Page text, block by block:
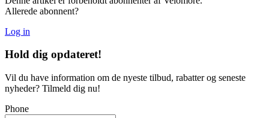
Allerede abonnent?
Log in
Hold dig opdateret!
Vil du have information om de nyeste tilbud, rabatter og seneste
nyheder? Tilmeld dig nu!
Phone